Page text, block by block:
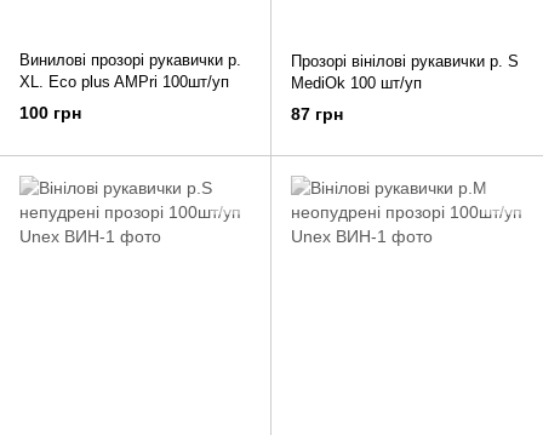
Винилові прозорі рукавички р.
XL. Eco plus AMPri 100шт/уп
100 грн
Прозорі вінілові рукавички р. S
MediOk 100 шт/уп
87 грн